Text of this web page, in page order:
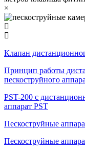
×
Клапан
Принцип работы
пескоструйного
PST-200 с
аппарат PST
Пескоструйные
Пескоструйные